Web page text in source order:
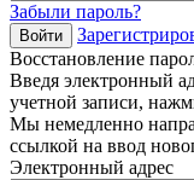
Забыли пароль?
Войти
Восстановление
Введя электронный
учетной записи,
Мы немедленно
ссылкой на ввод
Электронный адрес